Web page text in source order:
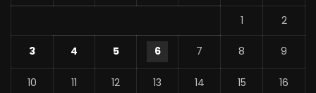
1 2
3 4 5 6 7 8 9
10 11 12 13 14 15 16